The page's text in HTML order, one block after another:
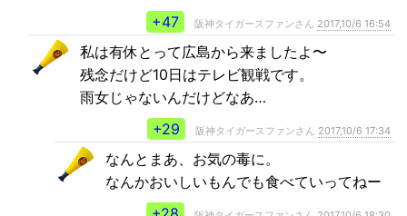
+47
阪神タイガースファンさん 2017,10/6 16:54
私は有休とって広島から来ましたよ〜
残念だけど10日はテレビ観戦です。
雨女じゃないんだけどなあ…
+29
阪神タイガースファンさん 2017,10/6 17:34
なんとまあ、お気の毒に。
なんかおいしいもんでも食べていってねー